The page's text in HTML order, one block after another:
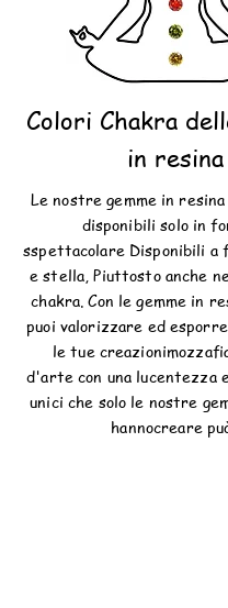
Colori Chakra
in resina
Le nostre gemme in resina
disponibili solo in
sspettacolareDisponibili a
e stella,Piuttostoanche
chakra. Con le gemme in
puoi valorizzare ed
le tue creazioni
d'arte con una lucentezza
unici che solo le nostre
hannocreare